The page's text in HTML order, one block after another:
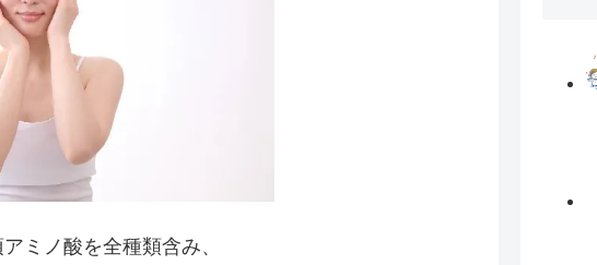
ミノ酸を全種類含み、